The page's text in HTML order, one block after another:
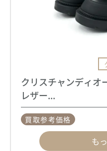
クリスチャンディオ
レザー...
買取参考価格
も